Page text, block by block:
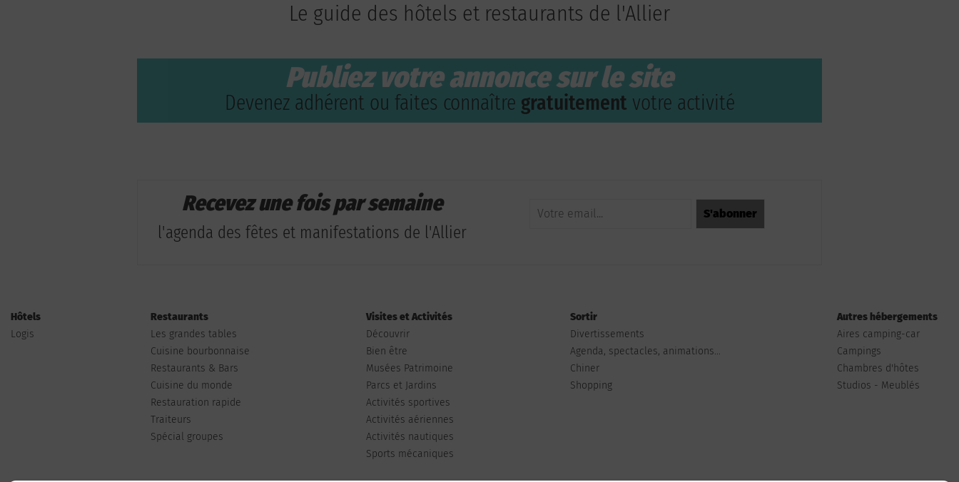
Le guide des hôtels et restaurants de l'Allier
Publiez votre annonce sur le site
Devenez adhérent ou faites connaître gratuitement votre activité
Recevez une fois par semaine
l'agenda des fêtes et manifestations de l'Allier
Hôtels
Logis
Restaurants
Les grandes tables
Cuisine bourbonnaise
Restaurants & Bars
Cuisine du monde
Restauration rapide
Traiteurs
Spécial groupes
Visites et Activités
Découvrir
Bien être
Musées Patrimoine
Parcs et Jardins
Activités sportives
Activités aériennes
Activités nautiques
Sports mécaniques
Sortir
Divertissements
Agenda, spectacles, animations...
Chiner
Shopping
Autres hébergements
Aires camping-car
Campings
Chambres d'hôtes
Studios - Meublés